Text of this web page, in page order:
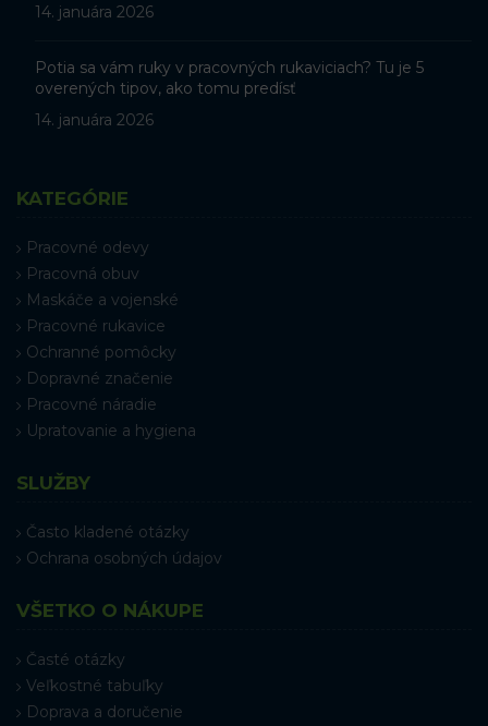
14. januára 2026
Potia sa vám ruky v pracovných rukaviciach? Tu je 5
overených tipov, ako tomu predísť
14. januára 2026
KATEGÓRIE
Pracovné odevy
Pracovná obuv
Maskáče a vojenské
Pracovné rukavice
Ochranné pomôcky
Dopravné značenie
Pracovné náradie
Upratovanie a hygiena
SLUŽBY
Často kladené otázky
Ochrana osobných údajov
VŠETKO O NÁKUPE
Časté otázky
Veľkostné tabuľky
Doprava a doručenie